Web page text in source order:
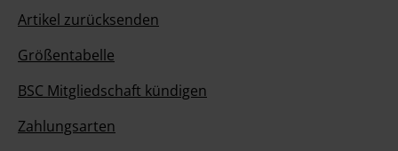
Artikel zurücksenden
Größentabelle
BSC Mitgliedschaft kündigen
Zahlungsarten